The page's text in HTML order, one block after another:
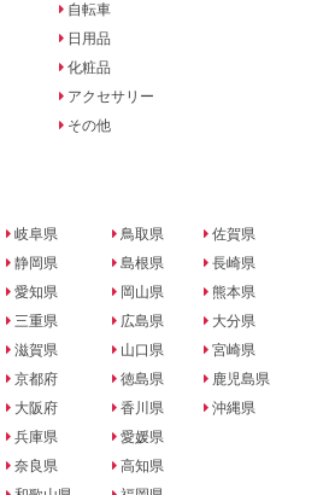
自転車
日用品
化粧品
アクセサリー
その他
岐阜県
静岡県
愛知県
三重県
滋賀県
京都府
大阪府
兵庫県
奈良県
鳥取県
島根県
岡山県
広島県
山口県
徳島県
香川県
愛媛県
高知県
佐賀県
長崎県
熊本県
大分県
宮崎県
鹿児島県
沖縄県